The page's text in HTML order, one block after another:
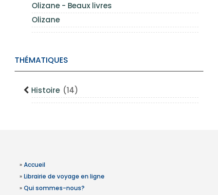
Olizane - Beaux livres
Olizane
THÉMATIQUES
Histoire (14)
» Accueil
» Librairie de voyage en ligne
» Qui sommes-nous?